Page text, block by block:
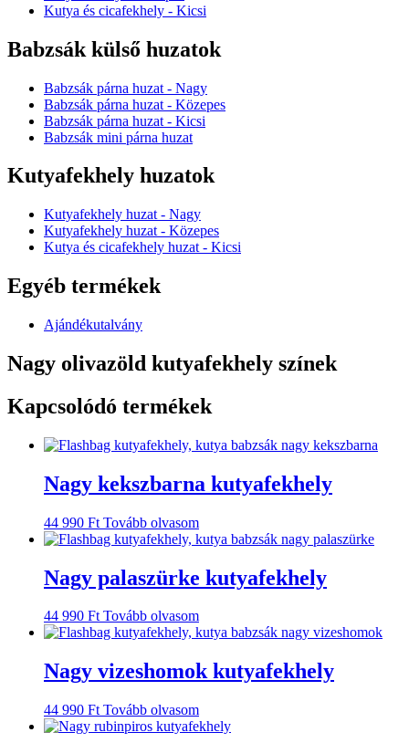
Kutya és cicafekhely - Kicsi
Babzsák külső huzatok
Babzsák párna huzat - Nagy
Babzsák párna huzat - Közepes
Babzsák párna huzat - Kicsi
Babzsák mini párna huzat
Kutyafekhely huzatok
Kutyafekhely huzat - Nagy
Kutyafekhely huzat - Közepes
Kutya és cicafekhely huzat - Kicsi
Egyéb termékek
Ajándékutalvány
Nagy olivazöld kutyafekhely színek
Kapcsolódó termékek
Nagy kekszbarna kutyafekhely
44 990 Ft Tovább olvasom
Nagy palaszürke kutyafekhely
44 990 Ft Tovább olvasom
Nagy vizeshomok kutyafekhely
44 990 Ft Tovább olvasom